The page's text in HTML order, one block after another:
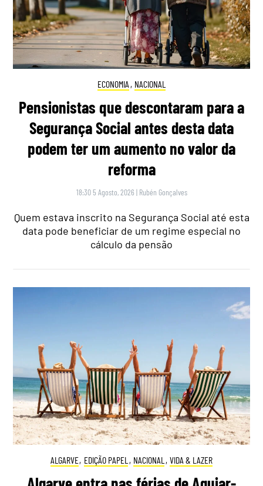
ECONOMIA , NACIONAL
Pensionistas que descontaram para a
Segurança Social antes desta data
podem ter um aumento no valor da
reforma
18:30 5 Agosto, 2026 | Rubén Gonçalves
Quem estava inscrito na Segurança Social até esta
data pode beneficiar de um regime especial no
cálculo da pensão
ALGARVE, EDIÇÃO PAPEL , NACIONAL , VIDA & LAZER